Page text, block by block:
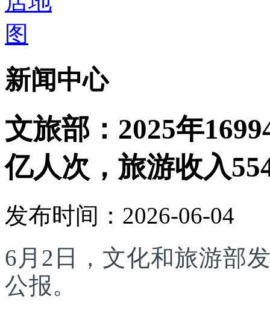
新闻中心
文旅部：2025年
亿人次，旅游收入
发布时间：2026-06-04
6月2日，文化和旅游部
公报。